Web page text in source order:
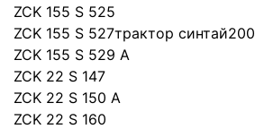
ZCK 155 S 525
ZCK 155 S 527трактор синтай200
ZCK 155 S 529 A
ZCK 22 S 147
ZCK 22 S 150 A
ZCK 22 S 160